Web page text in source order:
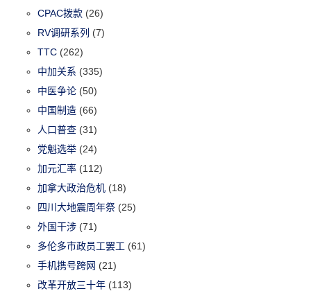
CPAC拨款 (26)
RV调研系列 (7)
TTC (262)
中加关系 (335)
中医争论 (50)
中国制造 (66)
人口普查 (31)
党魁选举 (24)
加元汇率 (112)
加拿大政治危机 (18)
四川大地震周年祭 (25)
外国干涉 (71)
多伦多市政员工罢工 (61)
手机携号跨网 (21)
改革开放三十年 (113)